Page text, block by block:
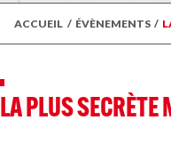
ACCUEIL / ÉVÈNEMENTS /
LA PLUS